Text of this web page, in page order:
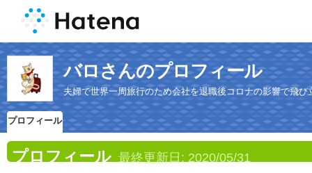
バロさんのプロフィール
夫婦で世界一周旅行のため会社を退職後コロナの影響で飛び
プロフィール
プロフィール 最終更新日: 2020/05/31